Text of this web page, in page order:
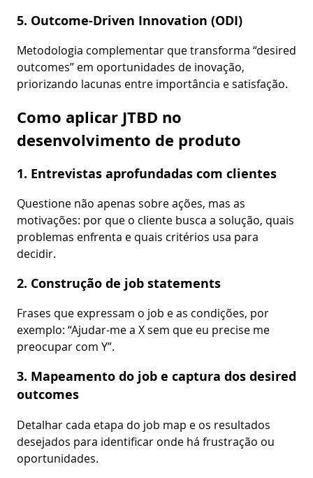
5. Outcome-Driven Innovation (ODI)
Metodologia complementar que transforma “desired
outcomes” em oportunidades de inovação,
priorizando lacunas entre importância e satisfação.
Como aplicar JTBD no
desenvolvimento de produto
1. Entrevistas aprofundadas com clientes
Questione não apenas sobre ações, mas as
motivações: por que o cliente busca a solução, quais
problemas enfrenta e quais critérios usa para
decidir.
2. Construção de job statements
Frases que expressam o job e as condições, por
exemplo: “Ajudar-me a X sem que eu precise me
preocupar com Y”.
3. Mapeamento do job e captura dos desired
outcomes
Detalhar cada etapa do job map e os resultados
desejados para identificar onde há frustração ou
oportunidades.